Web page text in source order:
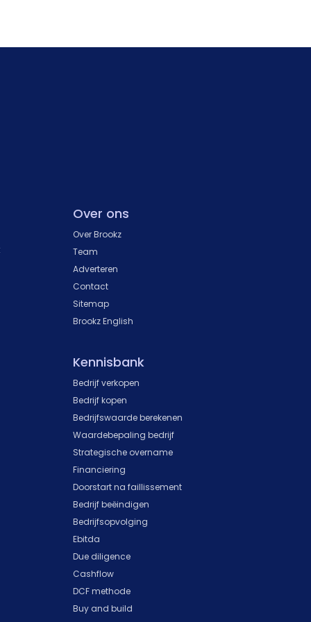
Over ons
Over Brookz
Team
Adverteren
Contact
Sitemap
Brookz English
Kennisbank
Bedrijf verkopen
Bedrijf kopen
Bedrijfswaarde berekenen
Waardebepaling bedrijf
Strategische overname
Financiering
Doorstart na faillissement
Bedrijf beëindigen
Bedrijfsopvolging
Ebitda
Due diligence
Cashflow
DCF methode
Buy and build